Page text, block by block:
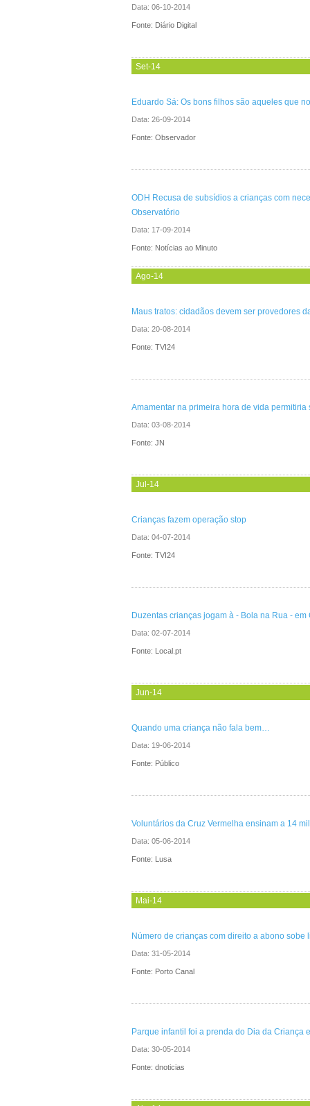
Data: 06-10-2014
Fonte: Diário Digital
Set-14
Eduardo Sá: Os bons filhos são aqueles que
Data: 26-09-2014
Fonte: Observador
ODH Recusa de subsídios a crianças com
Observatório
Data: 17-09-2014
Fonte: Notícias ao Minuto
Ago-14
Maus tratos: cidadãos devem ser provedores
Data: 20-08-2014
Fonte: TVI24
Amamentar na primeira hora de vida
Data: 03-08-2014
Fonte: JN
Jul-14
Crianças fazem operação stop
Data: 04-07-2014
Fonte: TVI24
Duzentas crianças jogam à - Bola na Rua - em
Data: 02-07-2014
Fonte: Local.pt
Jun-14
Quando uma criança não fala bem…
Data: 19-06-2014
Fonte: Público
Voluntários da Cruz Vermelha ensinam a 14
Data: 05-06-2014
Fonte: Lusa
Mai-14
Número de crianças com direito a abono sobe
Data: 31-05-2014
Fonte: Porto Canal
Parque infantil foi a prenda do Dia da Criança
Data: 30-05-2014
Fonte: dnoticias